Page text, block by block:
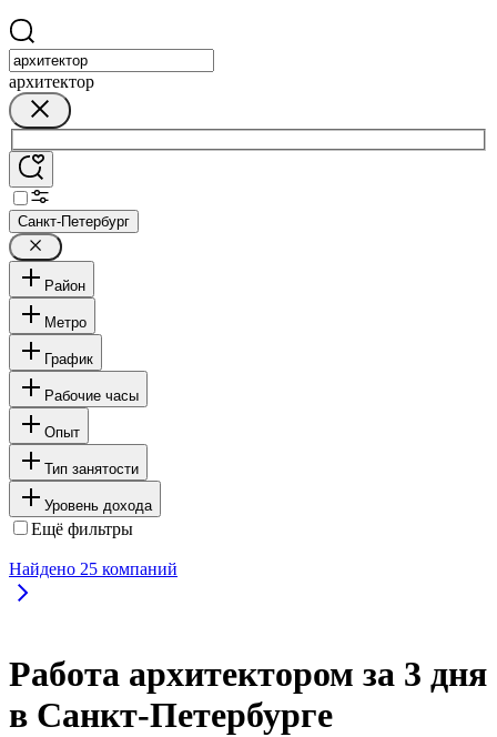
архитектор
Санкт-Петербург
Район
Метро
График
Рабочие часы
Опыт
Тип занятости
Уровень дохода
Ещё фильтры
Найдено 25 компаний
Работа архитектором за 3 дня
в Санкт-Петербурге